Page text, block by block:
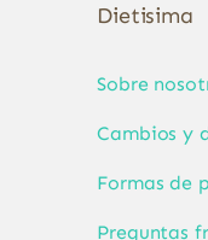
Dietisima
Sobre
Cambios y
Formas de
Preguntas